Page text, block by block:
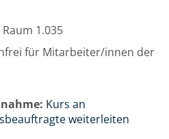
1.035
für Mitarbeiter/innen der
Kurs an
weiterleiten